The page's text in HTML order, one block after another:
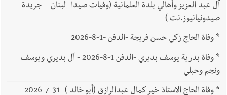
آل عبد العزيز وأهالي بلدة العلمانية (وفيات صيدا- لبنان – جريدة
صيدونيانيوز.نت )
*وفاة الحاج زكي حسن فريجة -الدفن -1-8-2026
*
وفاة بدرية يوسف بديري -الدفن 1-8-2026 - آل بديري ويوسف
ونجم وحبلي
*وفاة الحاج الاستاذ خير كمال عبدالرازق (أبو خالد ) -31-7-2026